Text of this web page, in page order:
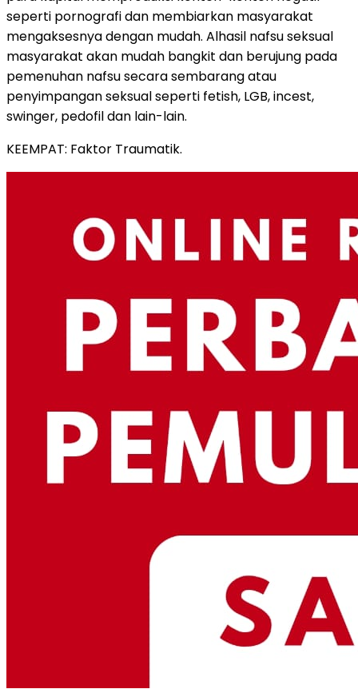
seperti pornografi dan membiarkan masyarakat
mengaksesnya dengan mudah. Alhasil nafsu seksual
masyarakat akan mudah bangkit dan berujung pada
pemenuhan nafsu secara sembarang atau
penyimpangan seksual seperti fetish, LGB, incest,
swinger, pedofil dan lain-lain.
KEEMPAT: Faktor Traumatik.